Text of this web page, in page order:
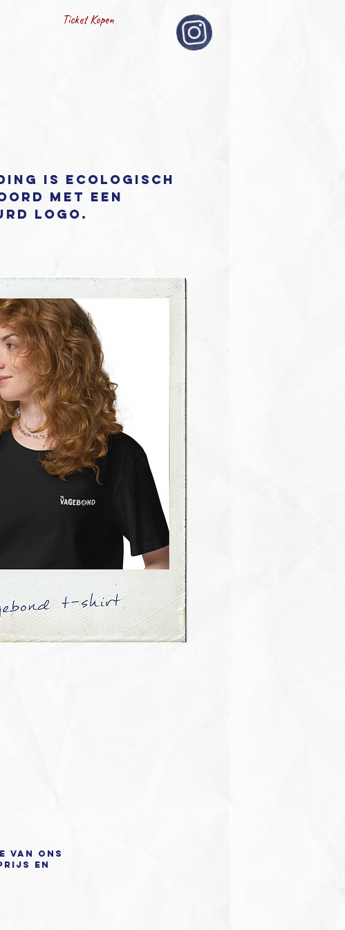
Ticket Kopen
is ecologisch
met een
logo.
van ons
en